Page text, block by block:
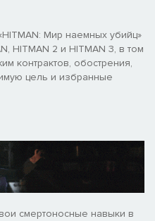
Мир наемных убийц»
HITMAN 2 и HITMAN 3, в том
контрактов, обострения,
цель и избранные
смертоносные навыки в